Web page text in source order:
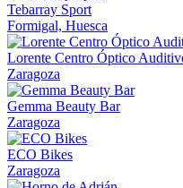
Tebarray Sport
Formigal, Huesca
Lorente Centro Óptico
Zaragoza
Gemma Beauty Bar
Zaragoza
ECO Bikes
Zaragoza